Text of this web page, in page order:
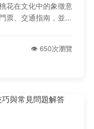
花在文化中的象徵意
票、交通指南，並解
👁️ 650次瀏覽